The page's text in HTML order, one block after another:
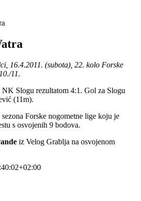
16.4.2011. (subota), 22. kolo Forske
11.
Slogu rezultatom 4:1. Gol za Slogu
(11m).
Forske nogometne lige koju je
s osvojenih 9 bodova.
iz Velog Grablja na osvojenom